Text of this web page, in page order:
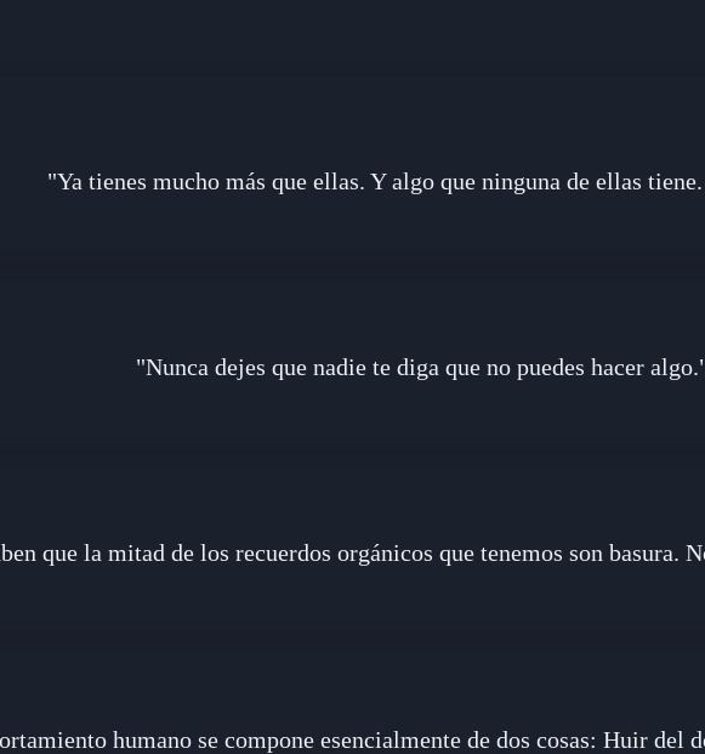
"Ya tienes mucho más que ellas. Y algo que ninguna de ellas
"Nunca dejes que nadie te diga que no puedes hacer
que la mitad de los recuerdos orgánicos que tenemos son basura.
humano se compone esencialmente de dos cosas: Huir del